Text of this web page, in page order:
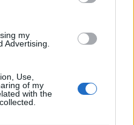
my
Advertising.
Use,
of my
with the
tartalmazza:
év napon belüli